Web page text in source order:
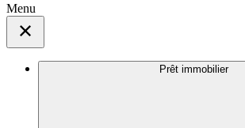
Menu
Prêt immobilier